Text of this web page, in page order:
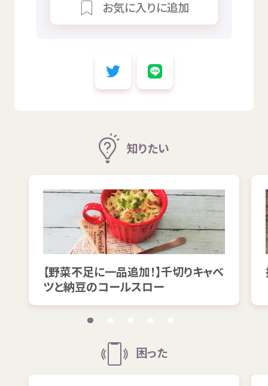
お気に入りに追加
知りたい
【野菜不足に一品追加！】千切りキャベ
ツと納豆のコールスロー
困った